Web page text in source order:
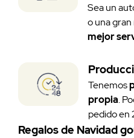
Sea un
o una
mejor
Tenemos
propia.
pedido en
Regalos de Navidad